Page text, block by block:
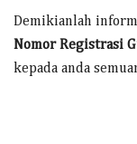
Demikianlah
Nomor Registrasi
kepada anda